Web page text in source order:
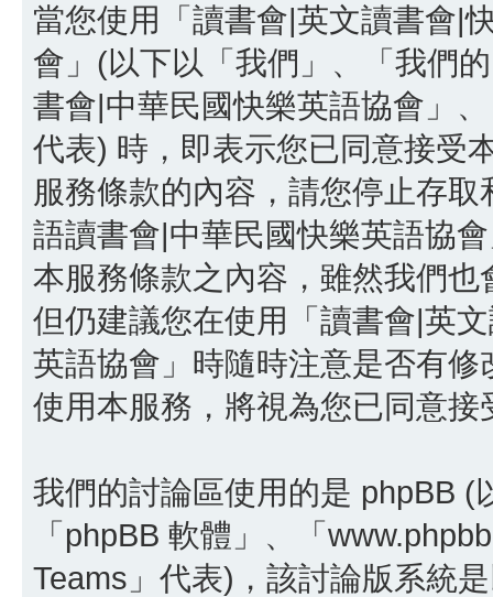
當您使用「讀書會|英文讀書會|
會」(以下以「我們」、「我們
書會|中華民國快樂英語協會」
代表) 時，即表示您已同意接受
服務條款的內容，請您停止存
語讀書會|中華民國快樂英語協
本服務條款之內容，雖然我們
但仍建議您在使用「讀書會|英
英語協會」時隨時注意是否有
使用本服務，將視為您已同意
我們的討論區使用的是 phpBB
「phpBB 軟體」、「
Teams」代表)，該討論版系統